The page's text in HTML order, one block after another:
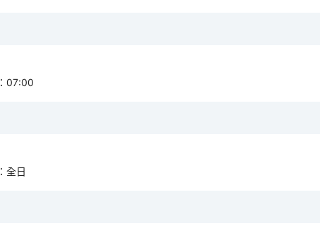
： 07:00
： 全日